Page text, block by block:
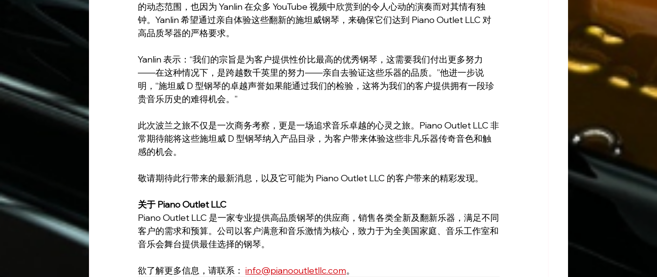
的动态范围，也因为 Yanlin 在众多 YouTube 视频中欣赏到的令人心动的演奏而对其情有独
钟。Yanlin 希望通过亲自体验这些翻新的施坦威钢琴，来确保它们达到 Piano Outlet LLC 对
高品质琴器的严格要求。
Yanlin 表示：“我们的宗旨是为客户提供性价比最高的优秀钢琴，这需要我们付出更多努力
——在这种情况下，是跨越数千英里的努力——亲自去验证这些乐器的品质。”他进一步说
明，“施坦威 D 型钢琴的卓越声誉如果能通过我们的检验，这将为我们的客户提供拥有一段珍
贵音乐历史的难得机会。”
此次波兰之旅不仅是一次商务考察，更是一场追求音乐卓越的心灵之旅。Piano Outlet LLC 非
常期待能将这些施坦威 D 型钢琴纳入产品目录，为客户带来体验这些非凡乐器传奇音色和触
感的机会。
敬请期待此行带来的最新消息，以及它可能为 Piano Outlet LLC 的客户带来的精彩发现。
关于 Piano Outlet LLC
Piano Outlet LLC 是一家专业提供高品质钢琴的供应商，销售各类全新及翻新乐器，满足不同
客户的需求和预算。公司以客户满意和音乐激情为核心，致力于为全美国家庭、音乐工作室和
音乐会舞台提供最佳选择的钢琴。
欲了解更多信息，请联系： info@pianooutletllc.com。